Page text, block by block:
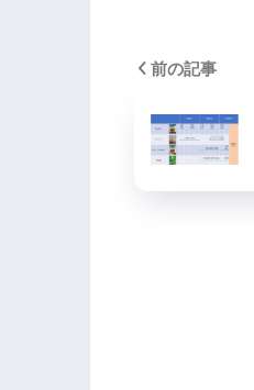
前の記事